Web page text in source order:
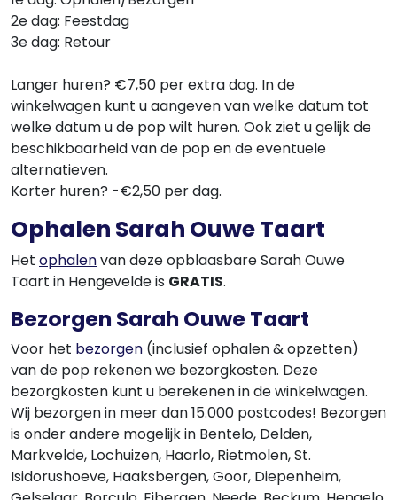
2e dag: Feestdag
3e dag: Retour
Langer huren? €7,50 per extra dag. In de
winkelwagen kunt u aangeven van welke datum tot
welke datum u de pop wilt huren. Ook ziet u gelijk de
beschikbaarheid van de pop en de eventuele
alternatieven.
Korter huren? -€2,50 per dag.
Ophalen Sarah Ouwe Taart
Het ophalenvan deze opblaasbare Sarah Ouwe
Taart in Hengevelde is GRATIS.
Bezorgen Sarah Ouwe Taart
Voor het bezorgen (inclusief ophalen & opzetten)
van de pop rekenen we bezorgkosten. Deze
bezorgkosten kunt u berekenen in de winkelwagen.
Wij bezorgen in meer dan 15.000 postcodes! Bezorgen
is onder andere mogelijk in Bentelo, Delden,
Markvelde, Lochuizen, Haarlo, Rietmolen, St.
Isidorushoeve, Haaksbergen, Goor, Diepenheim,